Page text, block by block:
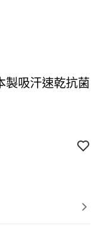
製吸汗速乾抗菌